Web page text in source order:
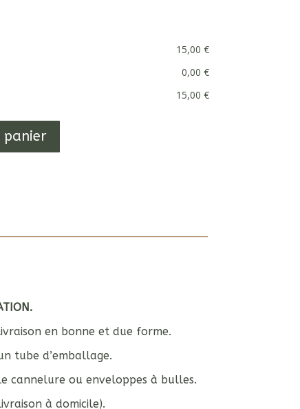
15,00 €
0,00 €
15,00 €
panier
en bonne et due forme.
tube d’emballage.
cannelure ou enveloppes à bulles.
à domicile).